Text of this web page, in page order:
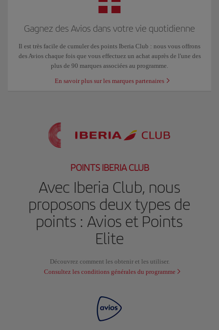
Gagnez des Avios dans votre vie quotidienne
Il est très facile de cumuler des points Iberia Club : nous vous offrons
des Avios chaque fois que vous effectuez un achat auprès de l'une des
plus de 90 marques associées au programme.
En savoir plus sur les marques partenaires
POINTS IBERIA CLUB
Avec Iberia Club, nous
proposons deux types de
points : Avios et Points
Elite
Découvrez comment les obtenir et les utiliser.
Consultez les conditions générales du programme